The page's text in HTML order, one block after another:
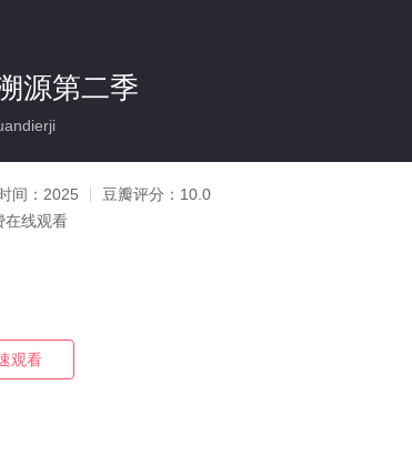
源第二季
间： 2025 豆瓣评分： 10.0
在线观看
观看